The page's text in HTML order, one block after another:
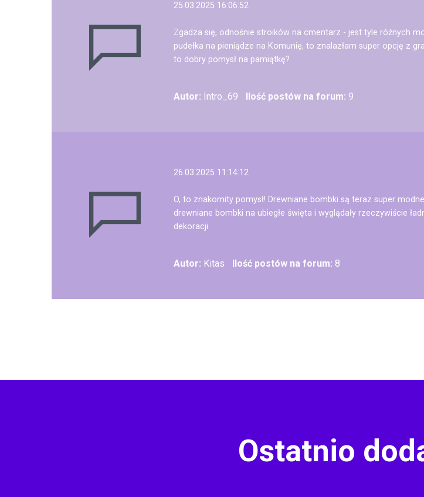
25.03.2025 16:06:52
Zgadza się, odnośnie stroików na cmentarz - jest tyle różnych
pudełka na pieniądze na Komunię, to znalazłam super opcję z
to dobry pomysł na pamiątkę?
Autor: Intro_69 Ilość postów na forum: 9
26.03.2025 11:14:12
O, to znakomity pomysł! Drewniane bombki są teraz super
drewniane bombki na ubiegłe święta i wyglądały rzeczywiście
dekoracji.
Autor: Kitas Ilość postów na forum: 8
Ostatnio